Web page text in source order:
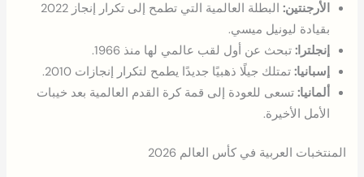
الأرجنتين:
البطلة العالمية التي تطمح إلى تكرار إنجاز 2022
بقيادة ليونيل ميسي.
إنجلترا: تبحث عن أول لقب عالمي لها منذ 1966.
إسبانيا: تمتلك جيلًا ذهبيًا جديدًا يطمح لتكرار إنجازات 2010.
ألمانيا: تسعى للعودة إلى قمة كرة القدم العالمية بعد خيبات
الأمل الأخيرة.
المنتخبات العربية في كأس العالم 2026